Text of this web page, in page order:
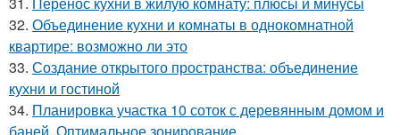
32. Объединение кухни и комнаты в однокомнатной
квартире: возможно ли это
33. Создание открытого пространства: объединение
кухни и гостиной
34. Планировка участка 10 соток с деревянным домом и
баней. Оптимальное зонирование